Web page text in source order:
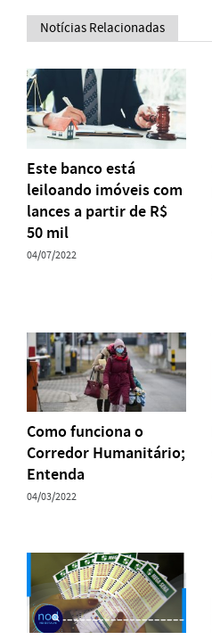
Notícias Relacionadas
Este banco está
leiloando imóveis com
lances a partir de R$
50 mil
04/07/2022
Como funciona o
Corredor Humanitário;
Entenda
04/03/2022